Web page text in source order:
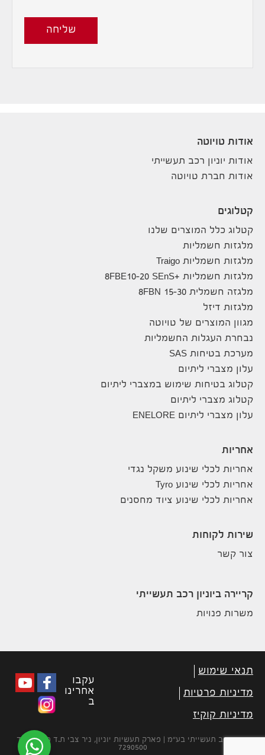
שליחה
אודות טויוטה
אודות יוניון רכב תעשייתי
אודות חברת טויוטה
קטלוגים
קטלוג כלל המוצרים שלנו
מלגזות חשמליות
מלגזות חשמליות Traigo
מלגזות חשמליות +8FBE10-20 SEnS
מלגזה חשמלית 8FBN 15-30
מלגזות דיזל
מגוון המוצרים של טויוטה
נבחרת העגלות החשמליות
מערכת בטיחות SAS
עלון מצברי ליתיום
קטלוג בטיחות שימוש במצברי ליתיום
קטלוג מצברי ליתיום
עלון מצברי ליתיום ENELORE
אחריות
אחריות לכלי שינוע משקל נגדי
אחריות לכלי שינוע Tyro
אחריות לכלי שינוע ציוד מחסנים
שירות לקוחות
צור קשר
קריירה ביוניון רכב תעשייתי
משרות פנויות
תנאי שימוש
מדיניות פרטיות
מדיניות קוקיז
עקבו
אחרינו
ב
יוניון רכב תעשייתי בע״מ | פארק תעשיות יוניון, ניר צבי ת.ד 450 מיקוד
7290500